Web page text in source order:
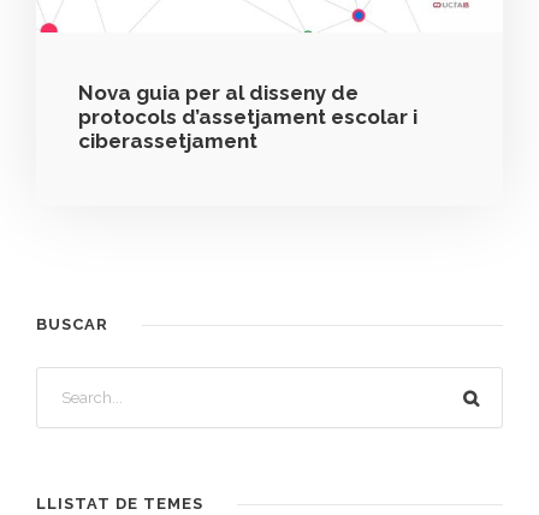
Nova guia per al disseny de
protocols d’assetjament escolar i
ciberassetjament
BUSCAR
LLISTAT DE TEMES